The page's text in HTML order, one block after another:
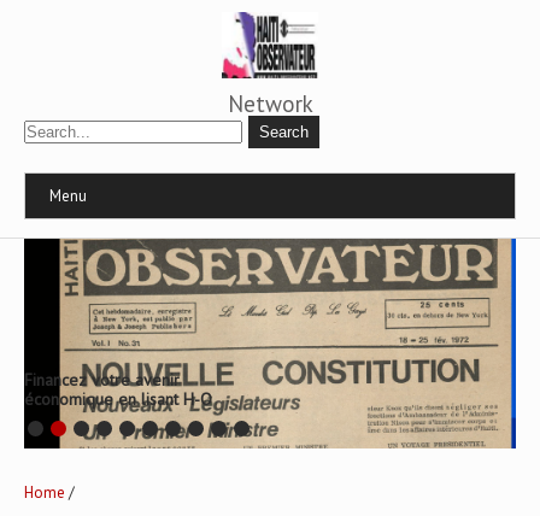
Network
Menu
Financez votre avenir
économique en lisant H-O
Home /